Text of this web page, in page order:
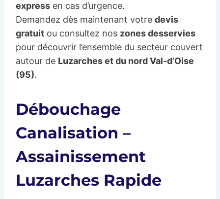
express en cas d’urgence.
Demandez dès maintenant votre devis
gratuit ou consultez nos zones desservies
pour découvrir l’ensemble du secteur couvert
autour de Luzarches et du nord Val-d’Oise
(95).
Débouchage
Canalisation –
Assainissement
Luzarches Rapide